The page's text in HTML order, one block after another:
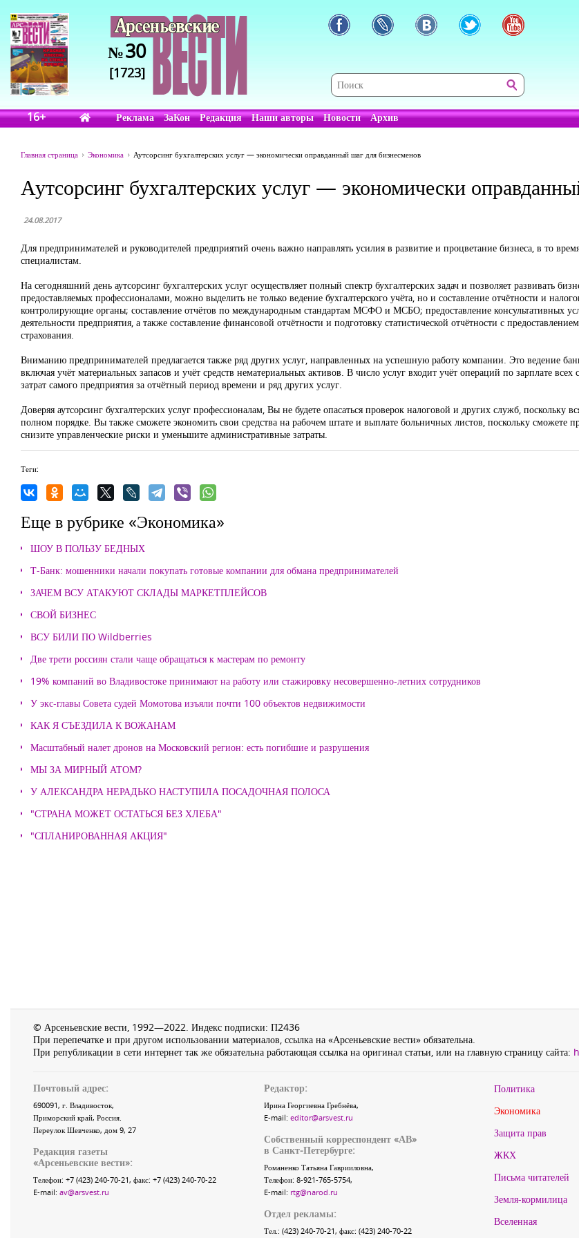
№30
[1723]
16+ Реклама ЗаКон Редакция Наши авторы Новости Архив
Главная страница Экономика Аутсорсинг бухгалтерских услуг — экономически оправданный шаг для бизнесменов
Аутсорсинг бухгалтерских услуг — экономически
24.08.2017
Для предпринимателей и руководителей предприятий очень важно направлять усилия в развитие и процветание бизнеса, в то
специалистам.
На сегодняшний день аутсорсинг бухгалтерских услуг осуществляет полный спектр бухгалтерских задач и позволяет развивать
предоставляемых профессионалами, можно выделить не только ведение бухгалтерского учёта, но и составление отчётности и
контролирующие органы; составление отчётов по международным стандартам МСФО и МСБО; предоставление консультативных
деятельности предприятия, а также составление финансовой отчётности и подготовку статистической отчётности с
страхования.
Вниманию предпринимателей предлагается также ряд других услуг, направленных на успешную работу компании. Это ведение
включая учёт материальных запасов и учёт средств нематериальных активов. В число услуг входит учёт операций по зарплате
затрат самого предприятия за отчётный период времени и ряд других услуг.
Доверяя аутсорсинг бухгалтерских услуг профессионалам, Вы не будете опасаться проверок налоговой и других служб, поскольку
полном порядке. Вы также сможете экономить свои средства на рабочем штате и выплате больничных листов, поскольку сможете
снизите управленческие риски и уменьшите административные затраты.
Теги:
Еще в рубрике «Экономика»
ШОУ В ПОЛЬЗУ БЕДНЫХ
Т-Банк: мошенники начали покупать готовые компании для обмана предпринимателей
ЗАЧЕМ ВСУ АТАКУЮТ СКЛАДЫ МАРКЕТПЛЕЙСОВ
СВОЙ БИЗНЕС
ВСУ БИЛИ ПО Wildberries
Две трети россиян стали чаще обращаться к мастерам по ремонту
19% компаний во Владивостоке принимают на работу или стажировку несовершенно-летних сотрудников
У экс-главы Совета судей Момотова изъяли почти 100 объектов недвижимости
КАК Я СЪЕЗДИЛА К ВОЖАНАМ
Масштабный налет дронов на Московский регион: есть погибшие и разрушения
МЫ ЗА МИРНЫЙ АТОМ?
У АЛЕКСАНДРА НЕРАДЬКО НАСТУПИЛА ПОСАДОЧНАЯ ПОЛОСА
"СТРАНА МОЖЕТ ОСТАТЬСЯ БЕЗ ХЛЕБА"
"СПЛАНИРОВАННАЯ АКЦИЯ"
© Арсеньевские вести, 1992—2022. Индекс подписки: П2436
При перепечатке и при другом использовании материалов, ссылка на «Арсеньевские вести» обязательна.
При републикации в сети интернет так же обязательна работающая ссылка на оригинал статьи, или на главную страницу сайта:
Почтовый адрес:
690091, г. Владивосток,
Приморский край, Россия.
Переулок Шевченко, дом 9, 27
Редакция газеты
«Арсеньевские вести»:
Телефон: +7 (423) 240-70-21, факс: +7 (423) 240-70-22
E-mail: av@arsvest.ru
Редактор:
Ирина Георгиевна Гребнёва,
E-mail: editor@arsvest.ru
Собственный корреспондент «АВ»
в Санкт-Петербурге:
Романенко Татьяна Гаврииловна,
Телефон: 8-921-765-5754,
E-mail: rtg@narod.ru
Отдел рекламы:
Тел.: (423) 240-70-21, факс: (423) 240-70-22
Политика
Экономика
Защита прав
ЖКХ
Письма читателей
Земля-кормилица
Вселенная